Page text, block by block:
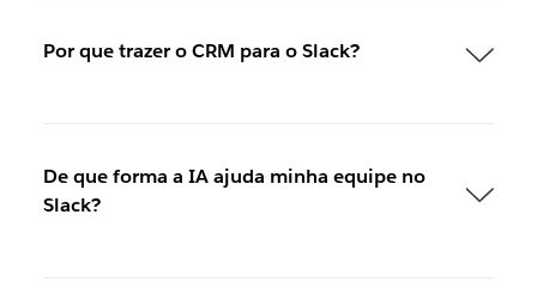
Por que trazer o CRM para o Slack?
De que forma a IA ajuda minha equipe no
Slack?